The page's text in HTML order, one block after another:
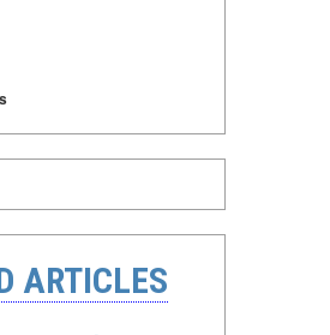
ARTICLES